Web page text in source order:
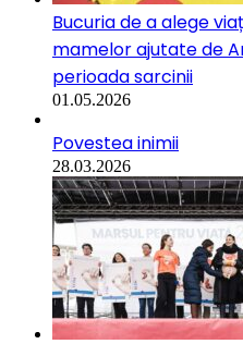
Bucuria de a alege
mamelor ajutate de
perioada sarcinii
01.05.2026
Povestea inimii
28.03.2026